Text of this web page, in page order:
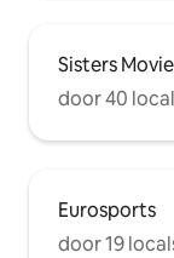
Sisters
door 40
Eurosports
door 19